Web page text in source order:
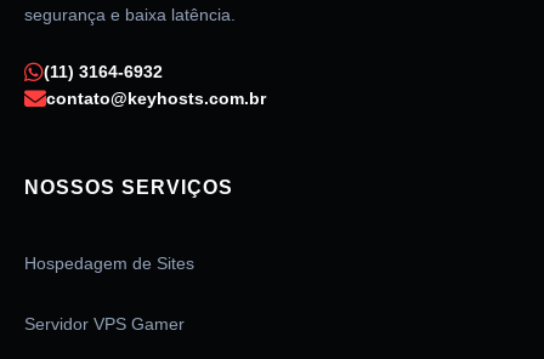
segurança e baixa latência.
(11) 3164-6932
contato@keyhosts.com.br
NOSSOS SERVIÇOS
Hospedagem de Sites
Servidor VPS Gamer